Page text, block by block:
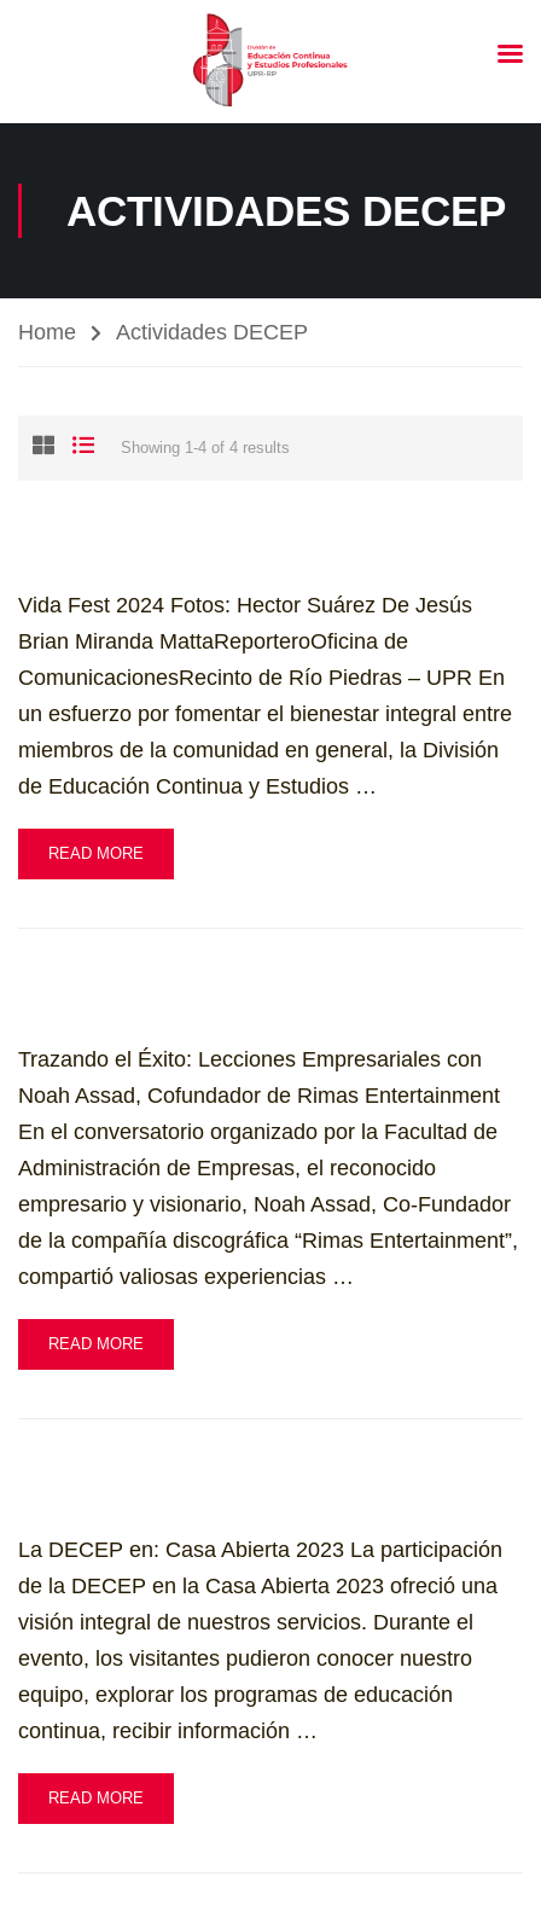
ACTIVIDADES DECEP
Home Actividades DECEP
Showing 1-4 of 4 results
Vida Fest 2024 Fotos: Hector Suárez De Jesús
Brian Miranda MattaReporteroOficina de
ComunicacionesRecinto de Río Piedras – UPR En
un esfuerzo por fomentar el bienestar integral entre
miembros de la comunidad en general, la División
de Educación Continua y Estudios …
READ MORE
Trazando el Éxito: Lecciones Empresariales con
Noah Assad, Cofundador de Rimas Entertainment
En el conversatorio organizado por la Facultad de
Administración de Empresas, el reconocido
empresario y visionario, Noah Assad, Co-Fundador
de la compañía discográfica “Rimas Entertainment”,
compartió valiosas experiencias …
READ MORE
La DECEP en: Casa Abierta 2023 La participación
de la DECEP en la Casa Abierta 2023 ofreció una
visión integral de nuestros servicios. Durante el
evento, los visitantes pudieron conocer nuestro
equipo, explorar los programas de educación
continua, recibir información …
READ MORE